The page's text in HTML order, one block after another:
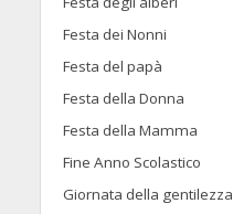
Festa dei Nonni
Festa del papà
Festa della Donna
Festa della Mamma
Fine Anno Scolastico
Giornata della gentilezza